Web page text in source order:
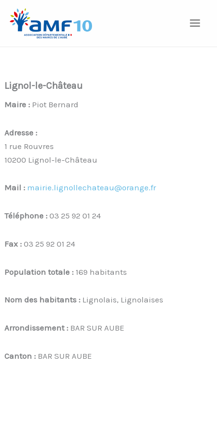
contenu
Lignol-le-Château
Maire : Piot Bernard
Adresse :
1 rue Rouvres
10200 Lignol-le-Château
Mail : mairie.lignollechateau@orange.fr
Téléphone :03 25 92 01 24
Fax :03 25 92 01 24
Population totale : 169 habitants
Nom des habitants : Lignolais, Lignolaises
Arrondissement : BAR SUR AUBE
Canton : BAR SUR AUBE